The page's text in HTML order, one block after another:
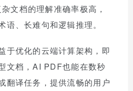
文档的理解准确率极高，
语、长难句和逻辑推理。
于优化的云端计算架构，即
文档，AI PDF也能在数秒
翻译任务，提供流畅的用户